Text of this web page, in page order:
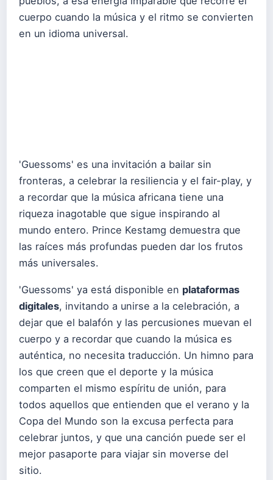
cuerpo cuando la música y el ritmo se convierten
en un idioma universal.
'Guessoms' es una invitación a bailar sin
fronteras, a celebrar la resiliencia y el fair-play, y
a recordar que la música africana tiene una
riqueza inagotable que sigue inspirando al
mundo entero. Prince Kestamg demuestra que
las raíces más profundas pueden dar los frutos
más universales.
'Guessoms' ya está disponible en plataformas
digitales, invitando a unirse a la celebración, a
dejar que el balafón y las percusiones muevan el
cuerpo y a recordar que cuando la música es
auténtica, no necesita traducción. Un himno para
los que creen que el deporte y la música
comparten el mismo espíritu de unión, para
todos aquellos que entienden que el verano y la
Copa del Mundo son la excusa perfecta para
celebrar juntos, y que una canción puede ser el
mejor pasaporte para viajar sin moverse del
sitio.